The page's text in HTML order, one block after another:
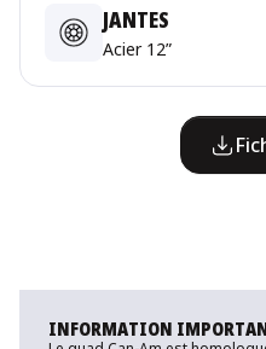
JANTES
Acier 12”
INFORMATION